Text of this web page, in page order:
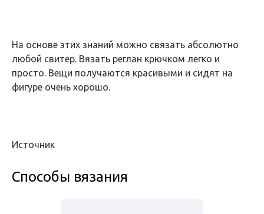
На основе этих знаний можно связать абсолютно
любой свитер. Вязать реглан крючком легко и
просто. Вещи получаются красивыми и сидят на
фигуре очень хорошо.
Источник
Способы вязания